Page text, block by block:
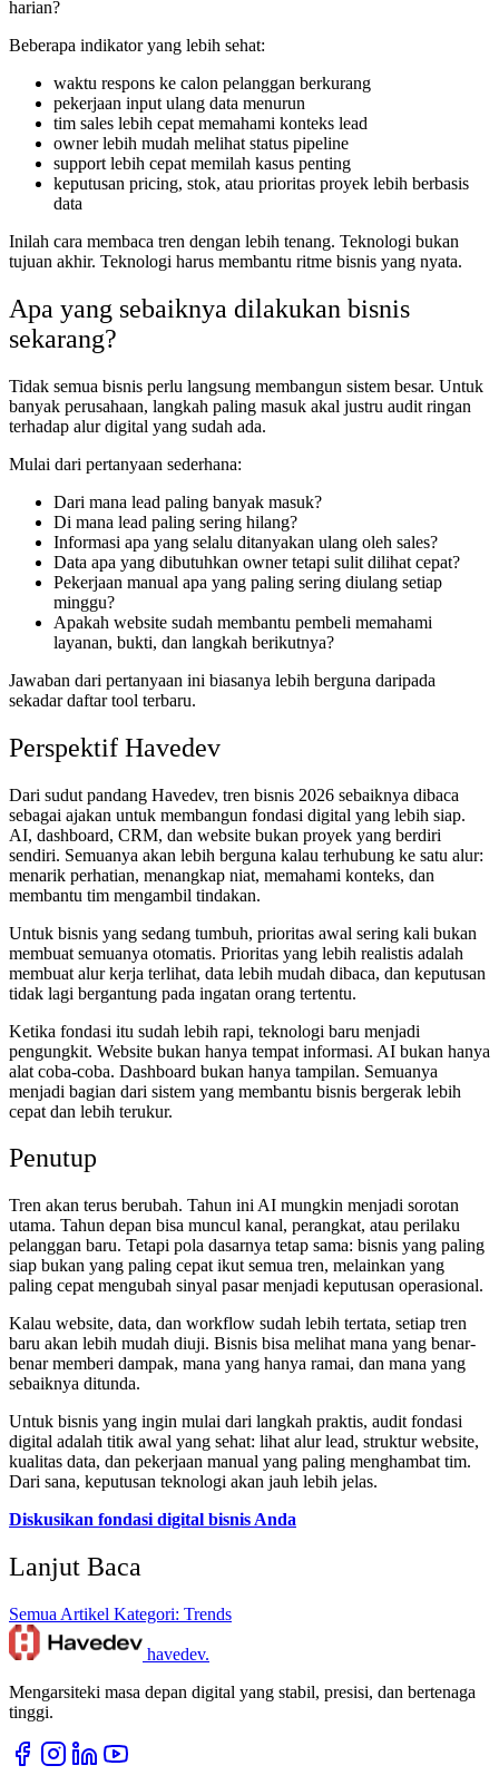
harian?
Beberapa indikator yang lebih sehat:
waktu respons ke calon pelanggan berkurang
pekerjaan input ulang data menurun
tim sales lebih cepat memahami konteks lead
owner lebih mudah melihat status pipeline
support lebih cepat memilah kasus penting
keputusan pricing, stok, atau prioritas proyek lebih berbasis
data
Inilah cara membaca tren dengan lebih tenang. Teknologi bukan
tujuan akhir. Teknologi harus membantu ritme bisnis yang nyata.
Apa yang sebaiknya dilakukan bisnis
sekarang?
Tidak semua bisnis perlu langsung membangun sistem besar. Untuk
banyak perusahaan, langkah paling masuk akal justru audit ringan
terhadap alur digital yang sudah ada.
Mulai dari pertanyaan sederhana:
Dari mana lead paling banyak masuk?
Di mana lead paling sering hilang?
Informasi apa yang selalu ditanyakan ulang oleh sales?
Data apa yang dibutuhkan owner tetapi sulit dilihat cepat?
Pekerjaan manual apa yang paling sering diulang setiap
minggu?
Apakah website sudah membantu pembeli memahami
layanan, bukti, dan langkah berikutnya?
Jawaban dari pertanyaan ini biasanya lebih berguna daripada
sekadar daftar tool terbaru.
Perspektif Havedev
Dari sudut pandang Havedev, tren bisnis 2026 sebaiknya dibaca
sebagai ajakan untuk membangun fondasi digital yang lebih siap.
AI, dashboard, CRM, dan website bukan proyek yang berdiri
sendiri. Semuanya akan lebih berguna kalau terhubung ke satu alur:
menarik perhatian, menangkap niat, memahami konteks, dan
membantu tim mengambil tindakan.
Untuk bisnis yang sedang tumbuh, prioritas awal sering kali bukan
membuat semuanya otomatis. Prioritas yang lebih realistis adalah
membuat alur kerja terlihat, data lebih mudah dibaca, dan keputusan
tidak lagi bergantung pada ingatan orang tertentu.
Ketika fondasi itu sudah lebih rapi, teknologi baru menjadi
pengungkit. Website bukan hanya tempat informasi. AI bukan hanya
alat coba-coba. Dashboard bukan hanya tampilan. Semuanya
menjadi bagian dari sistem yang membantu bisnis bergerak lebih
cepat dan lebih terukur.
Penutup
Tren akan terus berubah. Tahun ini AI mungkin menjadi sorotan
utama. Tahun depan bisa muncul kanal, perangkat, atau perilaku
pelanggan baru. Tetapi pola dasarnya tetap sama: bisnis yang paling
siap bukan yang paling cepat ikut semua tren, melainkan yang
paling cepat mengubah sinyal pasar menjadi keputusan operasional.
Kalau website, data, dan workflow sudah lebih tertata, setiap tren
baru akan lebih mudah diuji. Bisnis bisa melihat mana yang benar-
benar memberi dampak, mana yang hanya ramai, dan mana yang
sebaiknya ditunda.
Untuk bisnis yang ingin mulai dari langkah praktis, audit fondasi
digital adalah titik awal yang sehat: lihat alur lead, struktur website,
kualitas data, dan pekerjaan manual yang paling menghambat tim.
Dari sana, keputusan teknologi akan jauh lebih jelas.
Diskusikan fondasi digital bisnis Anda
Lanjut Baca
Semua Artikel Kategori: Trends
havedev.
Mengarsiteki masa depan digital yang stabil, presisi, dan bertenaga
tinggi.